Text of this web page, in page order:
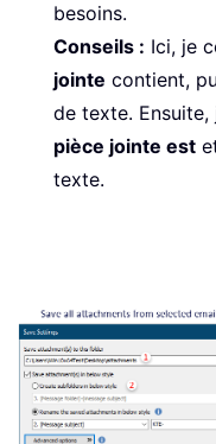
besoins.
Conseils : Ici, je
jointe contient,
de texte.
pièce jointe est
texte.